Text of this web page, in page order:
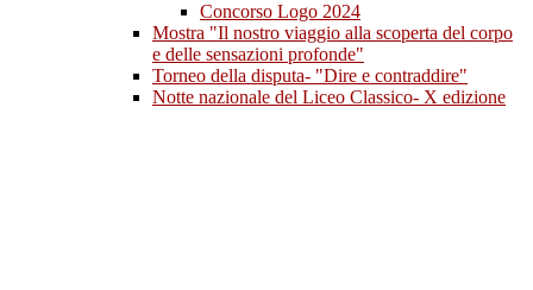
Concorso Logo 2024
Mostra "Il nostro viaggio alla scoperta del corpo
e delle sensazioni profonde"
Torneo della disputa- "Dire e contraddire"
Notte nazionale del Liceo Classico- X edizione